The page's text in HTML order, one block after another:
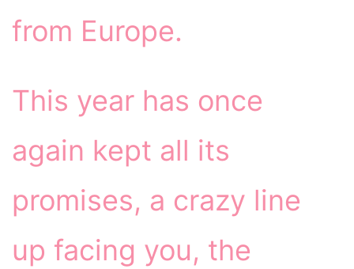
from Europe.
This year has once
again kept all its
promises, a crazy line
up facing you, the